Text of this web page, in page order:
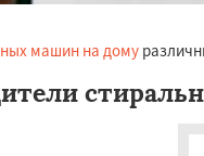
машин на дому